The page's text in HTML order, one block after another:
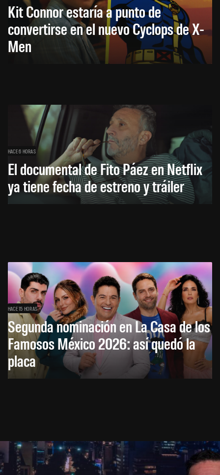
Kit Connor estaría a punto de
convertirse en el nuevo Cyclops de X-
Men
HACE 6 HORAS
El documental de Fito Páez en Netflix
ya tiene fecha de estreno y tráiler
HACE 15 HORAS
Segunda nominación en La Casa de los
Famosos México 2026: así quedó la
placa